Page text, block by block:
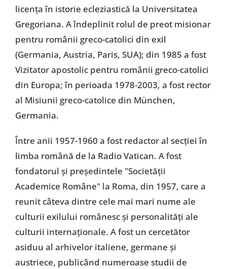
licența în istorie ecleziastică la Universitatea
Gregoriana. A îndeplinit rolul de preot misionar
pentru românii greco-catolici din exil
(Germania, Austria, Paris, SUA); din 1985 a fost
Vizitator apostolic pentru românii greco-catolici
din Europa; în perioada 1978-2003, a fost rector
al Misiunii greco-catolice din München,
Germania.
Între anii 1957-1960 a fost redactor al secției în
limba română de la Radio Vatican. A fost
fondatorul și președintele "Societății
Academice Române" la Roma, din 1957, care a
reunit câteva dintre cele mai mari nume ale
culturii exilului românesc și personalități ale
culturii internaționale. A fost un cercetător
asiduu al arhivelor italiene, germane și
austriece, publicând numeroase studii de